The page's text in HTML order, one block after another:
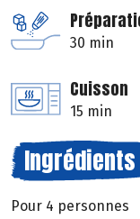
30 min
Cuisson
15 min
Ingrédients
Pour 4 personnes